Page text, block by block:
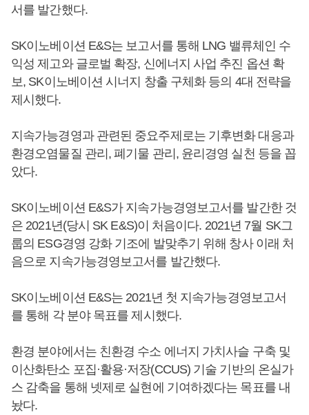
서를 발간했다.
SK이노베이션 E&S는 보고서를 통해 LNG 밸류체인 수
익성 제고와 글로벌 확장, 신에너지 사업 추진 옵션 확
보, SK이노베이션 시너지 창출 구체화 등의 4대 전략을
제시했다.
지속가능경영과 관련된 중요주제로는 기후변화 대응과
환경오염물질 관리, 폐기물 관리, 윤리경영 실천 등을 꼽
았다.
SK이노베이션 E&S가 지속가능경영보고서를 발간한 것
은 2021년(당시 SK E&S)이 처음이다. 2021년 7월 SK그
룹의 ESG경영 강화 기조에 발맞추기 위해 창사 이래 처
음으로 지속가능경영보고서를 발간했다.
SK이노베이션 E&S는 2021년 첫 지속가능경영보고서
를 통해 각 분야 목표를 제시했다.
환경 분야에서는 친환경 수소 에너지 가치사슬 구축 및
이산화탄소 포집·활용·저장(CCUS) 기술 기반의 온실가
스 감축을 통해 넷제로 실현에 기여하겠다는 목표를 내
놨다.